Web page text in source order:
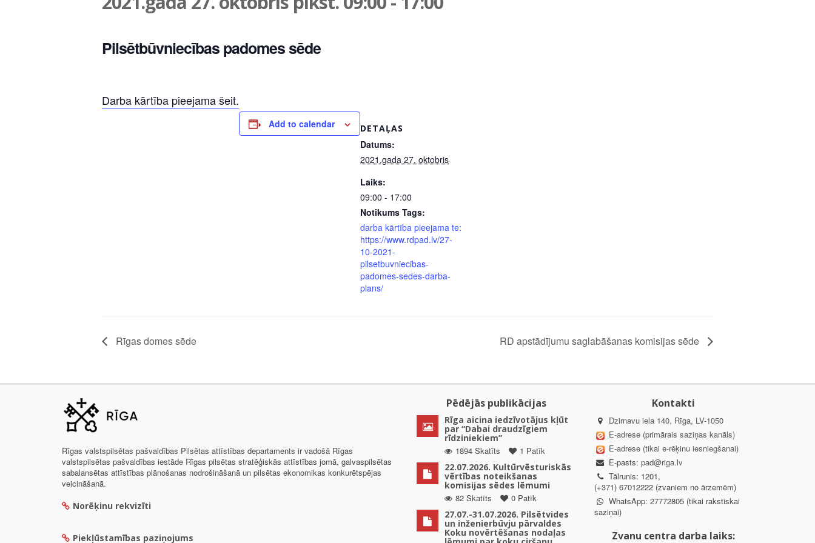
Pilsētbūvniecības padomes sēde
Darba kārtība pieejama šeit.
Add to calendar DETAĻAS
Datums:
2021.gada 27. oktobris
Laiks:
09:00 - 17:00
Notikums Tags:
darba kārtība pieejama te:
https://www.rdpad.lv/27-
10-2021-
pilsetbuvniecibas-
padomes-sedes-darba-
plans/
Rīgas domes sēde RD apstādījumu saglabāšanas komisijas sēde
Rīgas valstspilsētas pašvaldības Pilsētas attīstības departaments ir vadošā Rīgas
valstspilsētas pašvaldības iestāde Rīgas pilsētas stratēģiskās attīstības jomā, galvaspilsētas
sabalansētas attīstības plānošanas nodrošināšanā un pilsētas ekonomikas konkurētspējas
veicināšanā.
Norēķinu rekvizīti
Piekļūstamības paziņojums
Pēdējās publikācijas
Rīga aicina iedzīvotājus kļūt
par “Dabai draudzīgiem
rīdziniekiem”
1894 Skatīts
1 Patīk
22.07.2026. Kultūrvēsturiskās
vērtības noteikšanas
komisijas sēdes lēmumi
82 Skatīts
0 Patīk
27.07.-31.07.2026. Pilsētvides
un inženierbūvju pārvaldes
Koku novērtēšanas nodaļas
Kontakti
Dzirnavu iela 140, Rīga, LV-1050
E-adrese (primārais saziņas kanāls)
E-adrese (tikai e-rēķinu iesniegšanai)
E-pasts: pad@riga.lv
Tālrunis: 1201,
(+371) 67012222 (zvaniem no ārzemēm)
WhatsApp: 27772805 (tikai rakstiskai
saziņai)
Zvanu centra darba laiks: